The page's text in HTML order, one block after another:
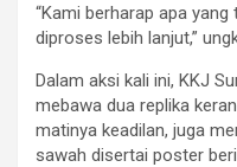
“Kami berharap apa
diproses lebih lanjut,”
Dalam aksi kali ini, KKJ
mebawa dua replika
matinya keadilan, juga
sawah disertai poster